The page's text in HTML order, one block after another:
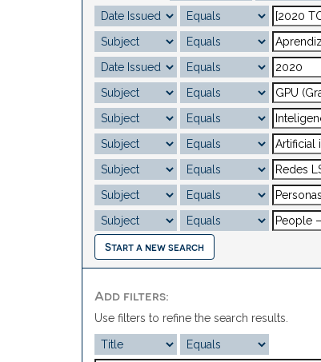
Start a new search
Add filters:
Use filters to refine the search results.